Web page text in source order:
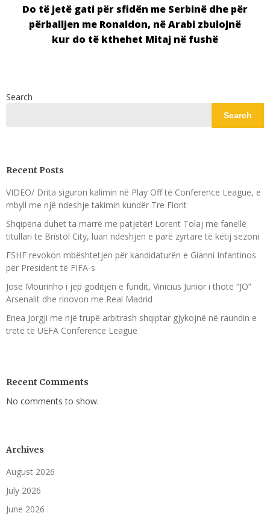
Do të jetë gati për sfidën me Serbinë dhe për
përballjen me Ronaldon, në Arabi zbulojnë
kur do të kthehet Mitaj në fushë
Search
Search
Recent Posts
VIDEO/ Drita siguron kalimin në Play Off të Conference League, e
mbyll me një ndeshje takimin kundër Tre Fiorit
Shqipëria duhet ta marrë me patjetër! Lorent Tolaj me fanellë
titullari te Bristol City, luan ndeshjen e parë zyrtare të këtij sezoni
FSHF revokon mbështetjen për kandidaturën e Gianni Infantinos
për President të FIFA-s
Jose Mourinho i jep goditjen e fundit, Vinicius Junior i thotë “JO”
Arsenalit dhe rinovon me Real Madrid
Enea Jorgji me një trupë arbitrash shqiptar gjykojnë në raundin e
tretë të UEFA Conference League
Recent Comments
No comments to show.
Archives
August 2026
July 2026
June 2026